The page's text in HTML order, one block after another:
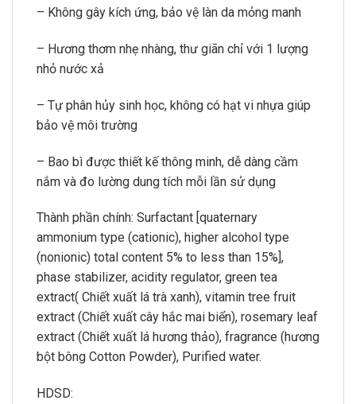
– Không gây kích ứng, bảo vệ làn da mỏng manh
– Hương thơm nhẹ nhàng, thư giãn chỉ với 1 lượng
nhỏ nước xả
– Tự phân hủy sinh học, không có hạt vi nhựa giúp
bảo vệ môi trường
– Bao bì được thiết kế thông minh, dễ dàng cầm
nắm và đo lường dung tích mỗi lần sử dụng
Thành phần chính: Surfactant [quaternary
ammonium type (cationic), higher alcohol type
(nonionic) total content 5% to less than 15%],
phase stabilizer, acidity regulator, green tea
extract( Chiết xuất lá trà xanh), vitamin tree fruit
extract (Chiết xuất cây hắc mai biển), rosemary leaf
extract (Chiết xuất lá hương thảo), fragrance (hương
bột bông Cotton Powder), Purified water.
HDSD: